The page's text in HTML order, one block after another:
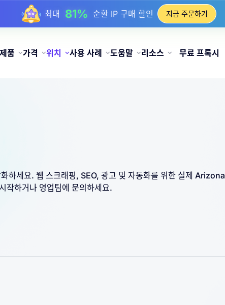
최대 17%충전 시 보너스 할인
최대25%정적 IP 구매 할인
최대
81% 순환 IP 구매 할인
지금 주문하기
제품 가격 위치 사용 사례 도움말 리소스 무료 프록시
세요. 웹 스크래핑, SEO, 광고 및 자동화를 위한 실제 Arizona
작하거나 영업팀에 문의하세요.